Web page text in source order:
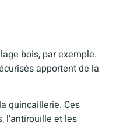
bois, par exemple.
apportent de la
quincaillerie. Ces
l’antirouille et les